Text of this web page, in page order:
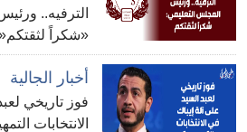
الترفيه..
«شكراً
أخبار الجالية
فوز تاريخي
الانتخابات